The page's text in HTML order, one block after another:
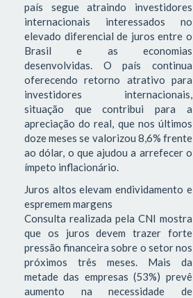
país segue atraindo investidores
internacionais interessados no
elevado diferencial de juros entre o
Brasil e as economias
desenvolvidas. O país continua
oferecendo retorno atrativo para
investidores internacionais,
situação que contribui para a
apreciação do real, que nos últimos
doze meses se valorizou 8,6% frente
ao dólar, o que ajudou a arrefecer o
ímpeto inflacionário.
Juros altos elevam endividamento e
espremem margens
Consulta realizada pela CNI mostra
que os juros devem trazer forte
pressão financeira sobre o setor nos
próximos três meses. Mais da
metade das empresas (53%) prevê
aumento na necessidade de